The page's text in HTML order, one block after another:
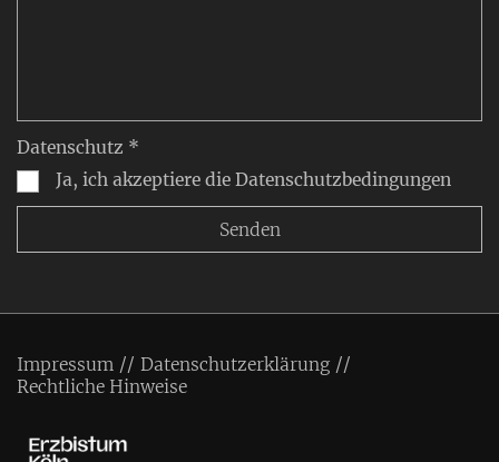
Datenschutz *
Ja, ich akzeptiere die Datenschutzbedingungen
Impressum
Datenschutzerklärung
Rechtliche Hinweise